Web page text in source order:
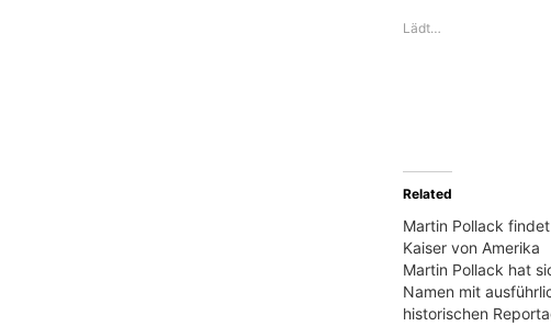
Lädt…
Related
Martin Pollack
Kaiser von Amerika
Martin Pollack hat
Namen mit
historischen